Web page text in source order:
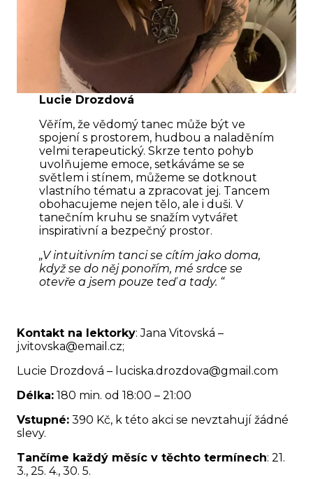
Lucie Drozdová
Věřím, že vědomý tanec může být ve
spojení s prostorem, hudbou a naladěním
velmi terapeutický. Skrze tento pohyb
uvolňujeme emoce, setkáváme se se
světlem i stínem, můžeme se dotknout
vlastního tématu a zpracovat jej. Tancem
obohacujeme nejen tělo, ale i duši. V
tanečním kruhu se snažím vytvářet
inspirativní a bezpečný prostor.
„V intuitivním tanci se cítím jako doma,
když se do něj ponořím, mé srdce se
otevře a jsem pouze teď a tady. “
Kontakt na lektorky: Jana Vitovská –
j.vitovska@email.cz;
Lucie Drozdová – luciska.drozdova@gmail.com
Délka: 180 min. od 18:00 – 21:00
Vstupné: 390 Kč, k této akci se nevztahují žádné
slevy.
Tančíme každý měsíc v těchto termínech: 21.
3., 25. 4., 30. 5.